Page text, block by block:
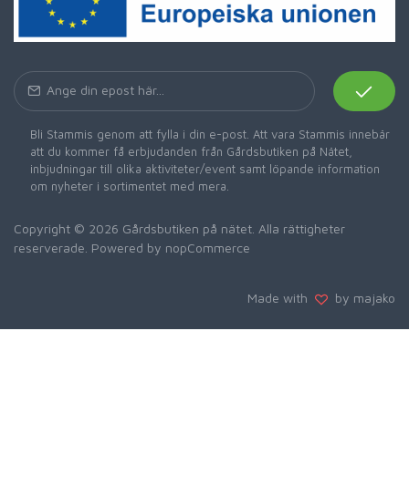
Bli Stammis genom att fylla i din e-post. Att vara Stammis innebär
att du kommer få erbjudanden från Gårdsbutiken på Nätet,
inbjudningar till olika aktiviteter/event samt löpande information
om nyheter i sortimentet med mera.
Copyright © 2026 Gårdsbutiken på nätet. Alla rättigheter
reserverade. Powered by nopCommerce
Made with by majako